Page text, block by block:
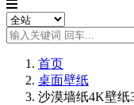
首页
桌面壁纸
沙漠墙纸4K壁纸